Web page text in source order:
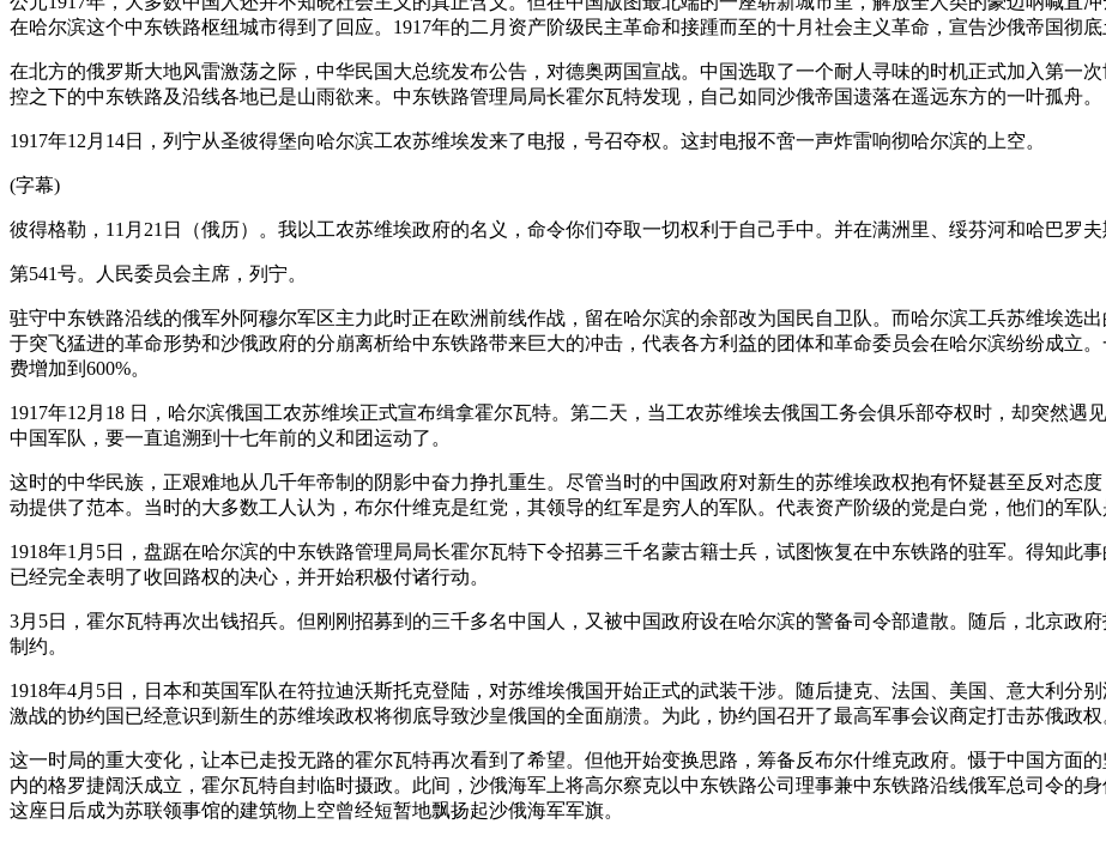
在哈尔滨这个中东铁路枢纽城市得到了回应。1917年的二月资产阶级民主革命和接踵而至的十月社会主义革命，宣告沙俄帝国彻底
在北方的俄罗斯大地风雷激荡之际，中华民国大总统发布公告，对德奥两国宣战。中国选取了一个耐人寻味的时机正式加入第一
控之下的中东铁路及沿线各地已是山雨欲来。中东铁路管理局局长霍尔瓦特发现，自己如同沙俄帝国遗落在遥远东方的一叶孤舟。
1917年12月14日，列宁从圣彼得堡向哈尔滨工农苏维埃发来了电报，号召夺权。这封电报不啻一声炸雷响彻哈尔滨的上空。
(字幕)
彼得格勒，11月21日（俄历）。我以工农苏维埃政府的名义，命令你们夺取一切权利于自己手中。并在满洲里、绥芬河和哈巴罗夫
第541号。人民委员会主席，列宁。
驻守中东铁路沿线的俄军外阿穆尔军区主力此时正在欧洲前线作战，留在哈尔滨的余部改为国民自卫队。而哈尔滨工兵苏维埃选
于突飞猛进的革命形势和沙俄政府的分崩离析给中东铁路带来巨大的冲击，代表各方利益的团体和革命委员会在哈尔滨纷纷成立
费增加到600%。
1917年12月18 日，哈尔滨俄国工农苏维埃正式宣布缉拿霍尔瓦特。第二天，当工农苏维埃去俄国工务会俱乐部夺权时，却突然
中国军队，要一直追溯到十七年前的义和团运动了。
这时的中华民族，正艰难地从几千年帝制的阴影中奋力挣扎重生。尽管当时的中国政府对新生的苏维埃政权抱有怀疑甚至反对态
动提供了范本。当时的大多数工人认为，布尔什维克是红党，其领导的红军是穷人的军队。代表资产阶级的党是白党，他们的军
1918年1月5日，盘踞在哈尔滨的中东铁路管理局局长霍尔瓦特下令招募三千名蒙古籍士兵，试图恢复在中东铁路的驻军。得知此
已经完全表明了收回路权的决心，并开始积极付诸行动。
3月5日，霍尔瓦特再次出钱招兵。但刚刚招募到的三千多名中国人，又被中国政府设在哈尔滨的警备司令部遣散。随后，北京政
制约。
1918年4月5日，日本和英国军队在符拉迪沃斯托克登陆，对苏维埃俄国开始正式的武装干涉。随后捷克、法国、美国、意大利分
激战的协约国已经意识到新生的苏维埃政权将彻底导致沙皇俄国的全面崩溃。为此，协约国召开了最高军事会议商定打击苏俄政权
这一时局的重大变化，让本已走投无路的霍尔瓦特再次看到了希望。但他开始变换思路，筹备反布尔什维克政府。慑于中国方面
内的格罗捷阔沃成立，霍尔瓦特自封临时摄政。此间，沙俄海军上将高尔察克以中东铁路公司理事兼中东铁路沿线俄军总司令的
这座日后成为苏联领事馆的建筑物上空曾经短暂地飘扬起沙俄海军军旗。